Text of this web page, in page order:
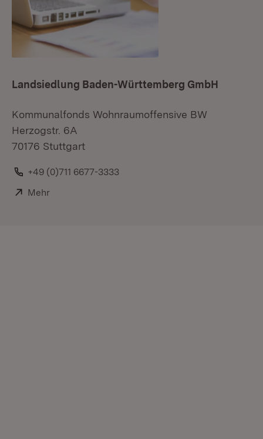
Landsiedlung Baden-Württemberg GmbH
Kommunalfonds Wohnraumoffensive BW
Herzogstr. 6A
70176 Stuttgart
Telefon:
+49 (0)711 6677-3333
Extern:
Mehr(Öffnet in neuem Fenster)